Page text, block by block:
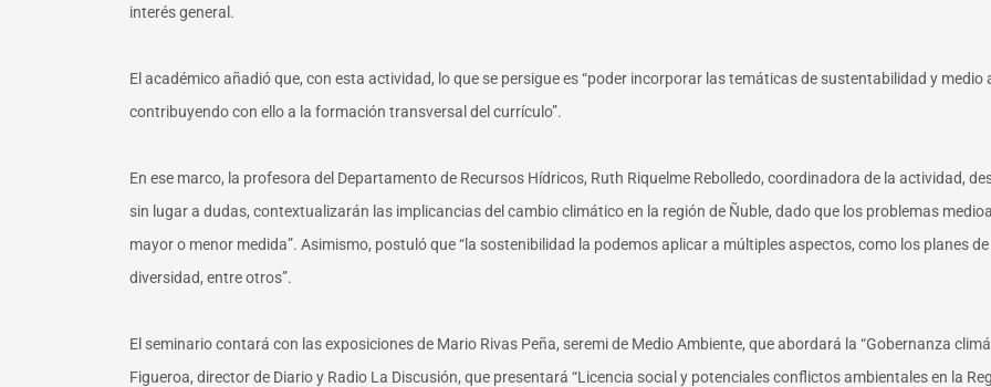
interés general.
El académico añadió que, con esta actividad, lo que se persigue es “poder incorporar las temáticas de sustentabilidad y
contribuyendo con ello a la formación transversal del currículo”.
En ese marco, la profesora del Departamento de Recursos Hídricos, Ruth Riquelme Rebolledo, coordinadora de la actividad,
sin lugar a dudas, contextualizarán las implicancias del cambio climático en la región de Ñuble, dado que los problemas
mayor o menor medida”. Asimismo, postuló que “la sostenibilidad la podemos aplicar a múltiples aspectos, como los planes
diversidad, entre otros”.
El seminario contará con las exposiciones de Mario Rivas Peña, seremi de Medio Ambiente, que abordará la “Gobernanza
Figueroa, director de Diario y Radio La Discusión, que presentará “Licencia social y potenciales conflictos ambientales en la